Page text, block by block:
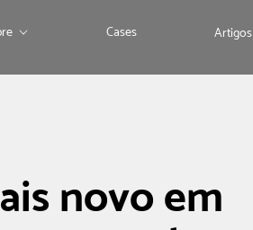
Cases Artigos
novo em